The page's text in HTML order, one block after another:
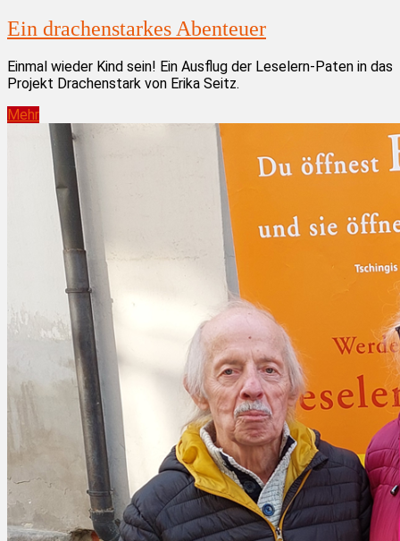
Ein drachenstarkes Abenteuer
Einmal wieder Kind sein! Ein Ausflug der Leselern-Paten in das
Projekt Drachenstark von Erika Seitz.
Mehr